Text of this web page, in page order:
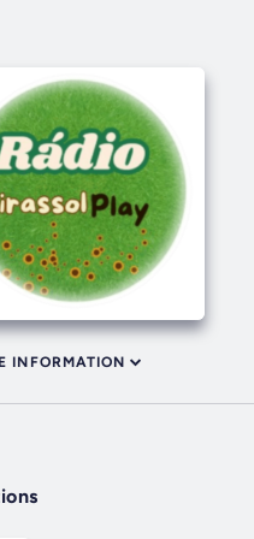
INFORMATION